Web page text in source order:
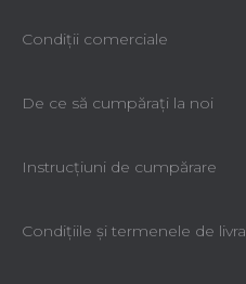
Condiții comerciale
De ce să cumpăraţi la noi
Instrucțiuni de cumpărare
Condiţiile şi termenele de